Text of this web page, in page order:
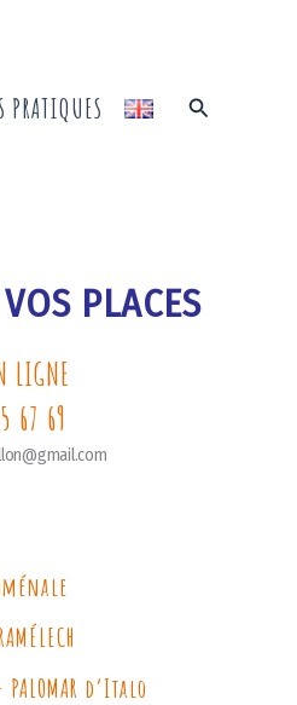
PRATIQUES Rechercher
PLACES
LIGNE
67 69
d’Italo